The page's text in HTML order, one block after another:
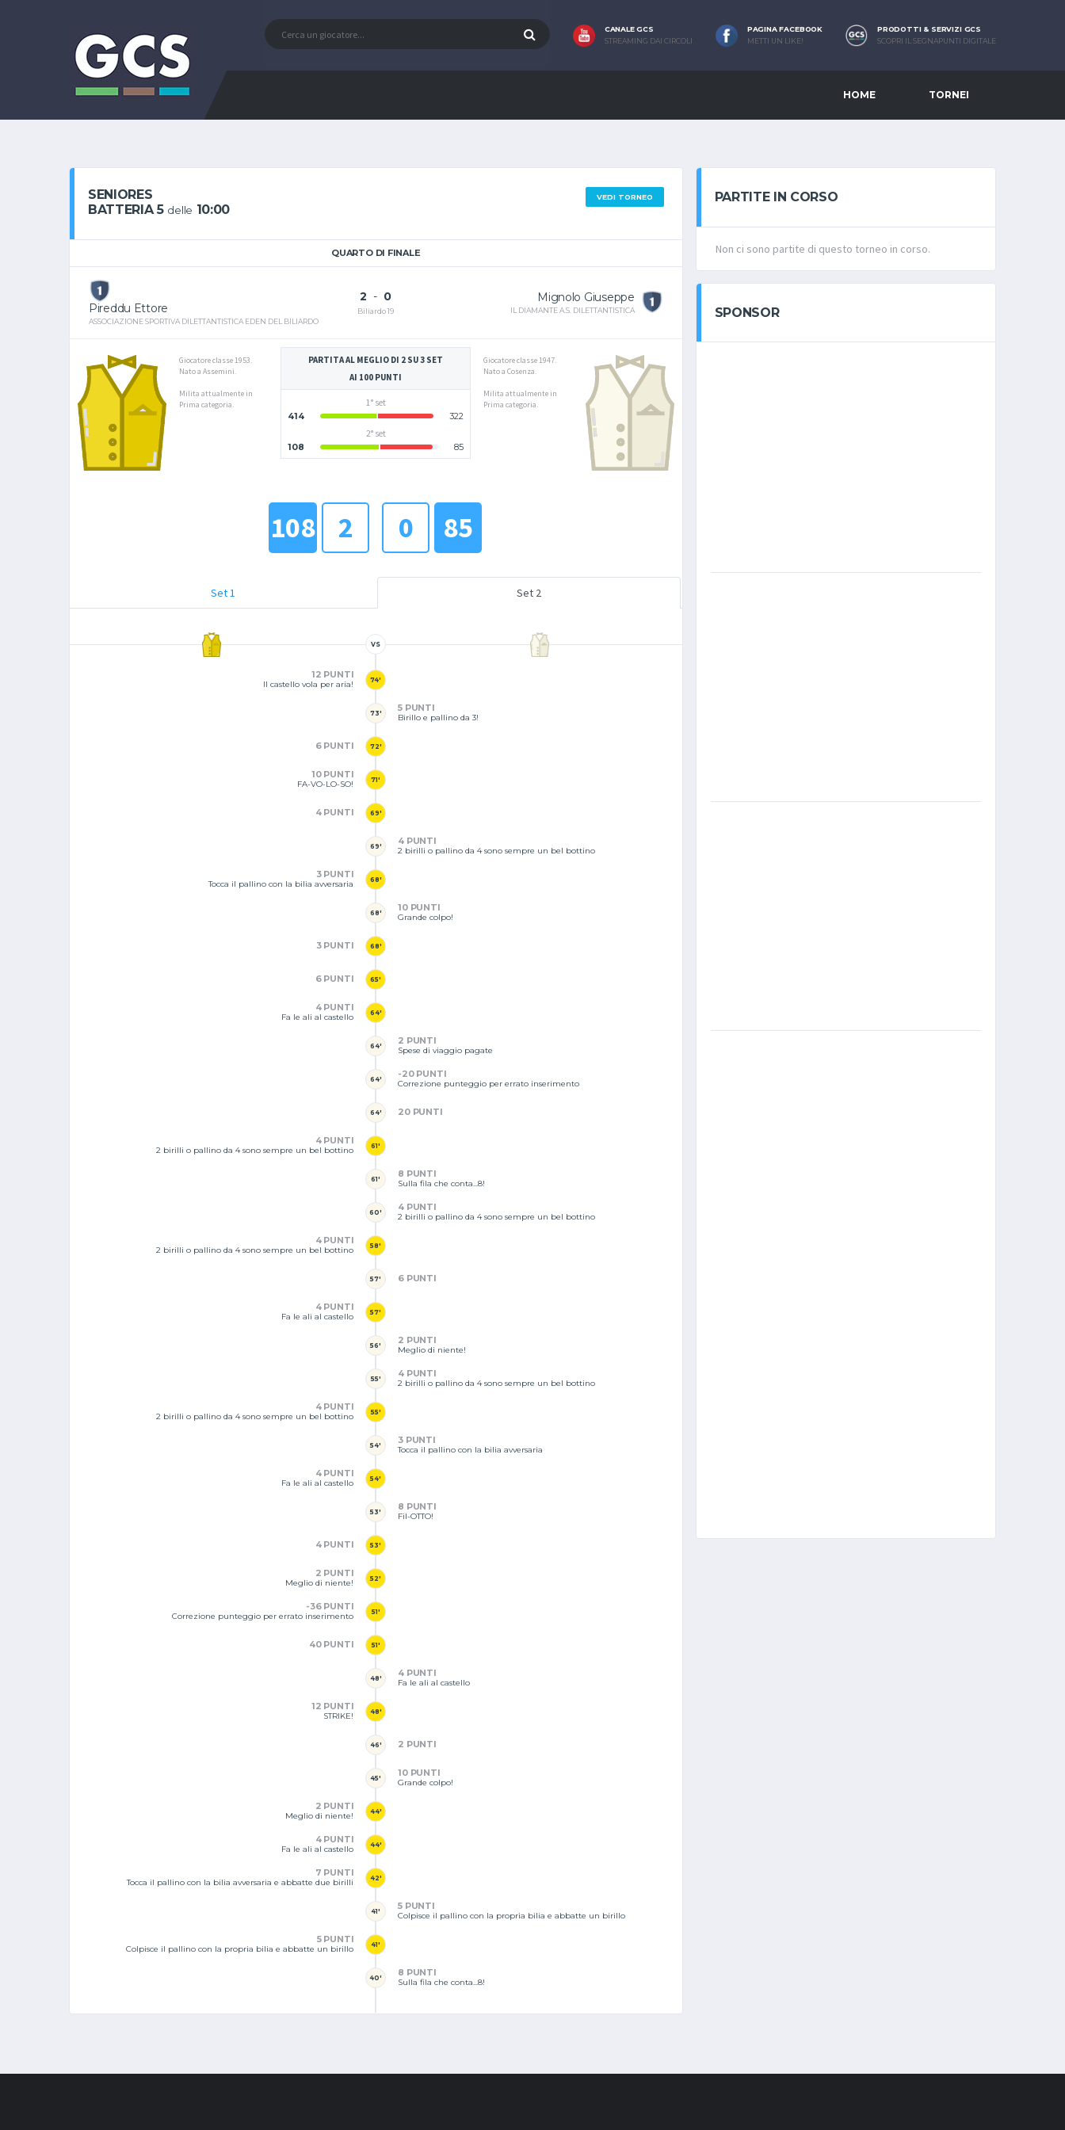
CANALE GCS
STREAMING DAI CIRCOLI
PAGINA FACEBOOK
METTI UN LIKE!
PRODOTTI & SERVIZI GCS
SCOPRI IL SEGNAPUNTI DIGITALE
HOME TORNEI
SENIORES
BATTERIA 5 delle 10:00
VEDI TORNEO
QUARTO DI FINALE
Pireddu Ettore
ASSOCIAZIONE SPORTIVA DILETTANTISTICA EDEN DEL BILIARDO
2 - 0
Biliardo 19
Mignolo Giuseppe
IL DIAMANTE A.S. DILETTANTISTICA
PARTITA AL MEGLIO DI 2 SU 3 SET
AI 100 PUNTI
1° set
414
322
2° set
108
85
Giocatore classe 1953.
Nato a Assemini.
Milita attualmente in
Prima categoria.
Giocatore classe 1947.
Nato a Cosenza.
Milita attualmente in
Prima categoria.
2
108 0 85
Set 1 Set 2
VS
74'
12 PUNTI
Il castello vola per aria!
73' 5 PUNTI
Birillo e pallino da 3!
72'
6 PUNTI
71'
10 PUNTI
FA-VO-LO-SO!
69'
4 PUNTI
69' 4 PUNTI
2 birilli o pallino da 4 sono sempre un bel bottino
68'
3 PUNTI
Tocca il pallino con la bilia avversaria
68' 10 PUNTI
Grande colpo!
68'
3 PUNTI
65'
6 PUNTI
64'
4 PUNTI
Fa le ali al castello
64' 2 PUNTI
Spese di viaggio pagate
64' -20 PUNTI
Correzione punteggio per errato inserimento
64' 20 PUNTI
61'
4 PUNTI
2 birilli o pallino da 4 sono sempre un bel bottino
61' 8 PUNTI
Sulla fila che conta...8!
60' 4 PUNTI
2 birilli o pallino da 4 sono sempre un bel bottino
58'
4 PUNTI
2 birilli o pallino da 4 sono sempre un bel bottino
57' 6 PUNTI
57'
4 PUNTI
Fa le ali al castello
56' 2 PUNTI
Meglio di niente!
55' 4 PUNTI
2 birilli o pallino da 4 sono sempre un bel bottino
55'
4 PUNTI
2 birilli o pallino da 4 sono sempre un bel bottino
54' 3 PUNTI
Tocca il pallino con la bilia avversaria
54'
4 PUNTI
Fa le ali al castello
53' 8 PUNTI
Fil-OTTO!
53'
4 PUNTI
52'
2 PUNTI
Meglio di niente!
51'
-36 PUNTI
Correzione punteggio per errato inserimento
51'
40 PUNTI
48' 4 PUNTI
Fa le ali al castello
48'
12 PUNTI
STRIKE!
46' 2 PUNTI
45' 10 PUNTI
Grande colpo!
44'
2 PUNTI
Meglio di niente!
44'
4 PUNTI
Fa le ali al castello
42'
7 PUNTI
Tocca il pallino con la bilia avversaria e abbatte due birilli
41' 5 PUNTI
Colpisce il pallino con la propria bilia e abbatte un birillo
41'
5 PUNTI
Colpisce il pallino con la propria bilia e abbatte un birillo
40' 8 PUNTI
Sulla fila che conta...8!
PARTITE IN CORSO
Non ci sono partite di questo torneo in corso.
SPONSOR